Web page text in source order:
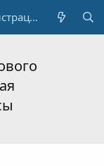
Регистрация